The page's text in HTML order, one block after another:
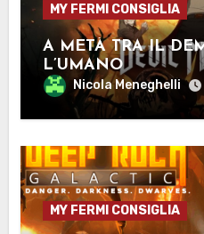
MY FERMI CONSIGLIA
A METÀ TRA IL
L’UMANO
Nicola Meneghelli
MY FERMI CONSIGLIA